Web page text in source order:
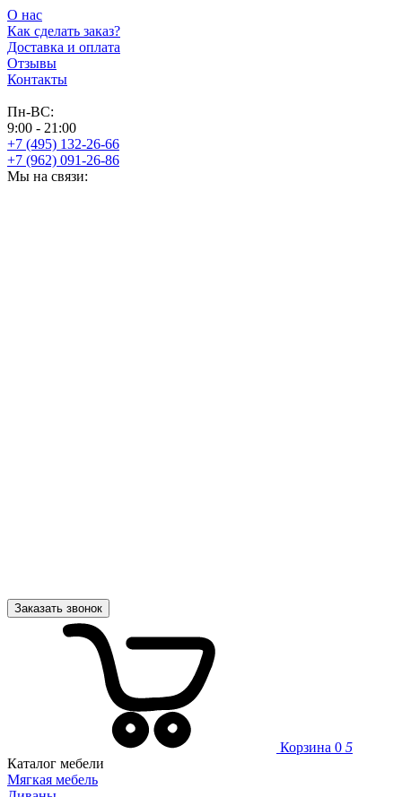
О нас
Как сделать заказ?
Доставка и оплата
Отзывы
Контакты
Пн-ВС:
9:00 - 21:00
+7 (495) 132-26-66
+7 (962) 091-26-86
Мы на связи:
Заказать звонок
Корзина 0 5
Каталог мебели
Мягкая мебель